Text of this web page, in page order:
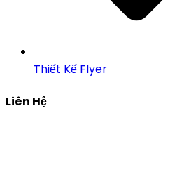
Thiết Kế Flyer
Liên Hệ